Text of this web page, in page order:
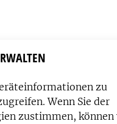
zu
Wenn Sie der
zustimmen,